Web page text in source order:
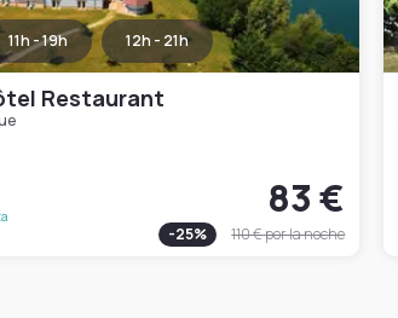
11h - 19h 12h - 21h
Restaurant
83 €
-25% 110 €por la noche